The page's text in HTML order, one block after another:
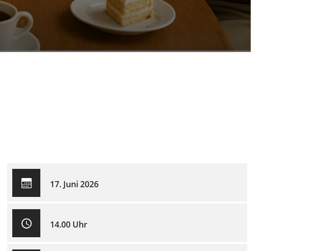
17. Juni 2026
14.00 Uhr